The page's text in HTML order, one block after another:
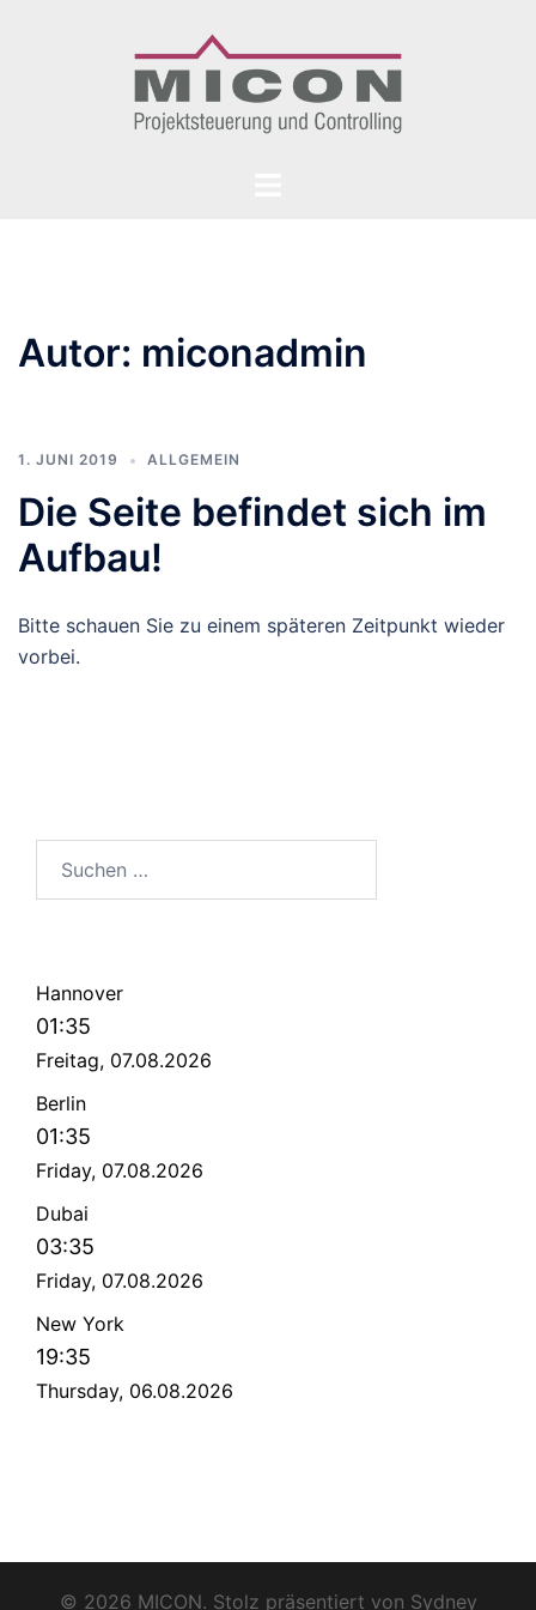
Autor: miconadmin
1. JUNI 2019 ALLGEMEIN
Die Seite befindet sich im
Aufbau!
Bitte schauen Sie zu einem späteren Zeitpunkt wieder
vorbei.
Hannover
01:35
Freitag, 07.08.2026
Berlin
01:35
Friday, 07.08.2026
Dubai
03:35
Friday, 07.08.2026
New York
19:35
Thursday, 06.08.2026
© 2026 MICON. Stolz präsentiert von Sydney